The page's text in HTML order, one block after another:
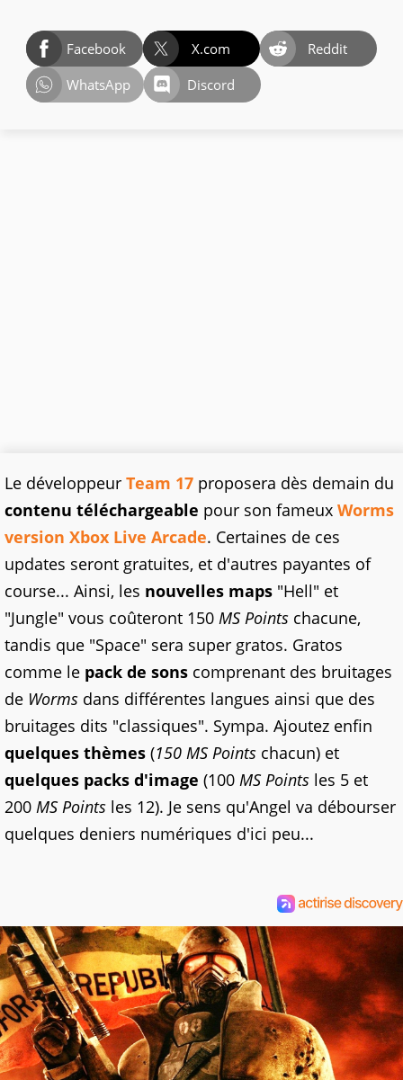
Facebook X.com
Reddit
WhatsApp
Discord
Le développeur Team 17 proposera dès demain du
contenu téléchargeable pour son fameux Worms
version Xbox Live Arcade. Certaines de ces
updates seront gratuites, et d'autres payantes of
course... Ainsi, les nouvelles maps "Hell" et
"Jungle" vous coûteront 150 MS Points chacune,
tandis que "Space" sera super gratos. Gratos
comme le pack de sons comprenant des bruitages
de Worms dans différentes langues ainsi que des
bruitages dits "classiques". Sympa. Ajoutez enfin
quelques thèmes (150 MS Points chacun) et
quelques packs d'image (100 MS Points les 5 et
200 MS Points les 12). Je sens qu'Angel va débourser
quelques deniers numériques d'ici peu...